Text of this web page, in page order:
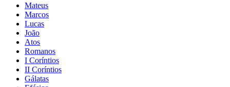
Mateus
Marcos
Lucas
João
Atos
Romanos
I Coríntios
II Coríntios
Gálatas